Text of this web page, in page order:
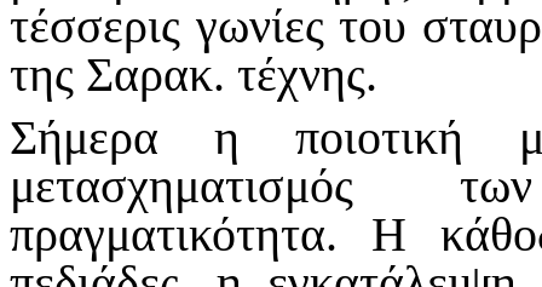
τέσσερις γωνίες του
της Σαρακ. τέχνης.
Σήμερα η ποιοτική
μετασχηματισμός
πραγματικότητα. Η